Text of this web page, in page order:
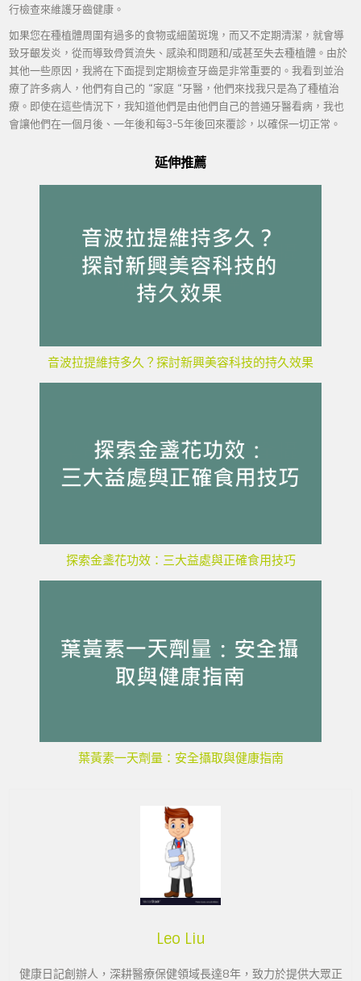
行檢查來維護牙齒健康。
如果您在種植體周圍有過多的食物或細菌斑塊，而又不定期清潔，就會導
致牙齦发炎，從而導致骨質流失、感染和問題和/或甚至失去種植體。由於
其他一些原因，我將在下面提到定期檢查牙齒是非常重要的。我看到並治
療了許多病人，他們有自己的 “家庭 “牙醫，他們來找我只是為了種植治
療。即使在這些情況下，我知道他們是由他們自己的普通牙醫看病，我也
會讓他們在一個月後、一年後和每3-5年後回來覆診，以確保一切正常。
延伸推薦
音波拉提維持多久？探討新興美容科技的持久效果
探索金盞花功效：三大益處與正確食用技巧
葉黃素一天劑量：安全攝取與健康指南
Leo Liu
健康日記創辦人，深耕醫療保健領域長達8年，致力於提供大眾正